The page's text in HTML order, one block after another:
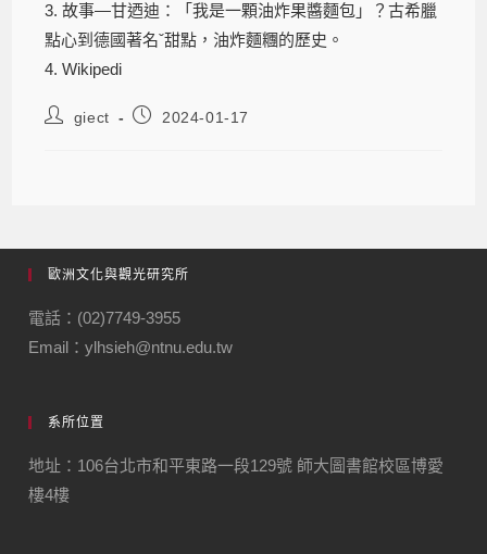
3. 故事—甘迺迪：「我是一顆油炸果醬麵包」？古希臘
點心到德國著名ˇ甜點，油炸麵糰的歷史。
4. Wikipedi
giect 2024-01-17
歐洲文化與觀光研究所
電話：(02)7749-3955
Email：ylhsieh@ntnu.edu.tw
系所位置
地址：106台北市和平東路一段129號 師大圖書館校區博愛
樓4樓